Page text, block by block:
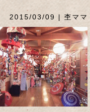
2015/03/09 | 杢ママ